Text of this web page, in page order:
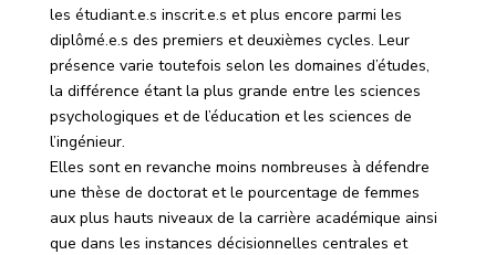
les étudiant.e.s inscrit.e.s et plus encore parmi les
diplômé.e.s des premiers et deuxièmes cycles. Leur
présence varie toutefois selon les domaines d’études,
la différence étant la plus grande entre les sciences
psychologiques et de l’éducation et les sciences de
l’ingénieur.
Elles sont en revanche moins nombreuses à défendre
une thèse de doctorat et le pourcentage de femmes
aux plus hauts niveaux de la carrière académique ainsi
que dans les instances décisionnelles centrales et